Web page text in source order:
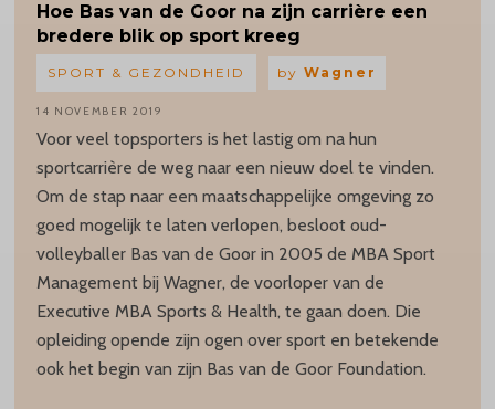
Hoe Bas van de Goor na zijn carrière een
bredere blik op sport kreeg
Voor veel topsporters is het lastig om na hun
sportcarrière de weg naar een nieuw doel te vinden.
Om de stap naar een maatschappelijke omgeving zo
goed mogelijk te laten verlopen, besloot oud-
volleyballer Bas van de Goor in 2005 de MBA Sport
Management bij Wagner, de voorloper van de
Executive MBA Sports & Health, te gaan doen. Die
opleiding opende zijn ogen over sport en betekende
ook het begin van zijn Bas van de Goor Foundation.
SPORT & GEZONDHEID by Wagner
14 NOVEMBER 2019